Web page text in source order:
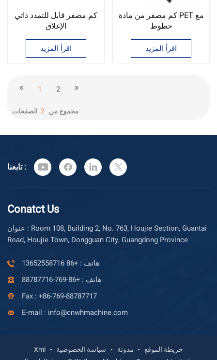
كم مضفر قابل للتمدد ذاتي
الإغلاق
اقرأ المزيد
كم مضفر من مادة PET مع
خطوط
اقرأ المزيد
1 2
مجموع من 2 الصفحات
تابعنا :
Conatct Us
عنوان : Room 108, Building 2, No. 763, Houjie Section, Guantai
Road, Houjie Town, Dongguan City, Guangdong Province
هاتف : +86 13652558716
هاتف : +86-769-88787716
Fax : +86-769-88787717
E-mail : info@cnwhmachine.com
Xml سياسة الخصوصية مدونة
خريطة الموقع